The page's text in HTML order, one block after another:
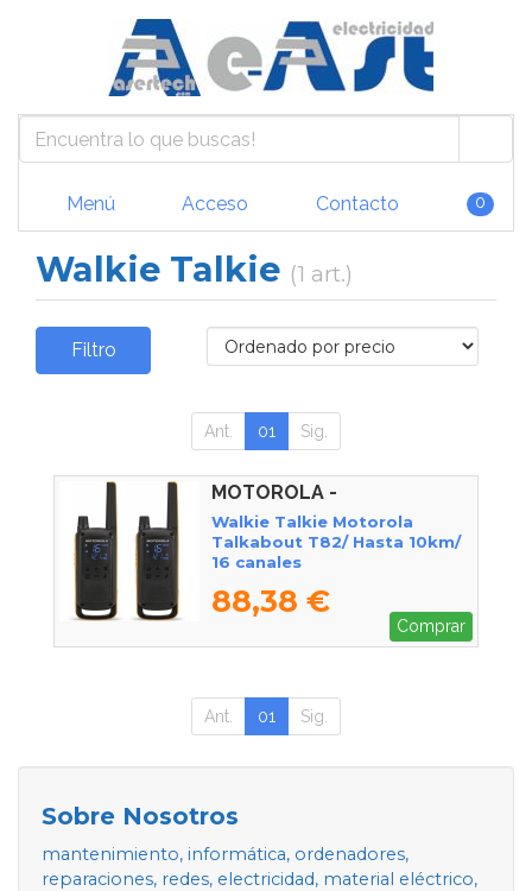
Menú Acceso Contacto 0
Walkie Talkie (1 art.)
Filtro
Ant. 01 Sig.
MOTOROLA -
Walkie Talkie Motorola
Talkabout T82/ Hasta 10km/
16 canales
88,38 €
Comprar
Ant. 01 Sig.
Sobre Nosotros
mantenimiento, informática, ordenadores,
reparaciones, redes, electricidad, material eléctrico,